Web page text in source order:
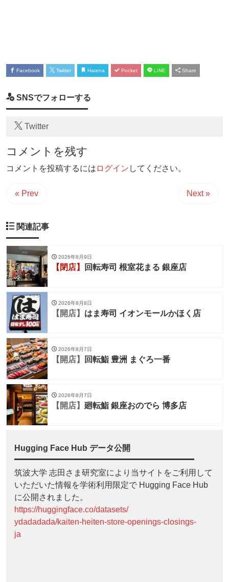
Facebook Twitter Hatena Pocket LINE Share
SNSでフォローする
Twitter
コメントを残す
コメントを投稿するには ログイン してください。
« Prev Next »
関連記事
2026年8月9日
【閉店】 回転寿司 根室花まる 銀座店
2026年8月8日
【開店】 はま寿司 イオンモールかほく店
2026年8月7日
【開店】 回転鮨 豊洲 まぐろ一番
2026年8月7日
【開店】 廻転鮨 銀座おのでら 博多店
Hugging Face Hub データ公開
筑波大学 志田さま研究室により当サイトをご利用して
いただいた情報を学術利用限定で Hugging Face Hub
に公開されました。
https://huggingface.co/datasets/
ydadadada/kaiten-heiten-store-openings-closings-
ja